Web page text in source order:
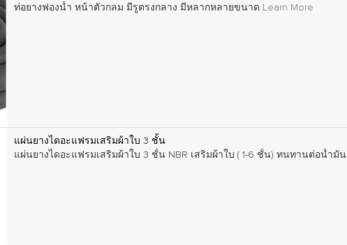
ท่อยางฟองน้ำ หน้าตัวกลม มีรูตรงกลาง มีหลากหลายขนาด Learn More
แผ่นยางไดอะแฟรมเสริมผ้าใบ 3 ชั้น
แผ่นยางไดอะแฟรมเสริมผ้าใบ 3 ชั้น NBR เสริมผ้าใบ ( 1-6 ชั้น) ทนทานต่อน้ำมัน